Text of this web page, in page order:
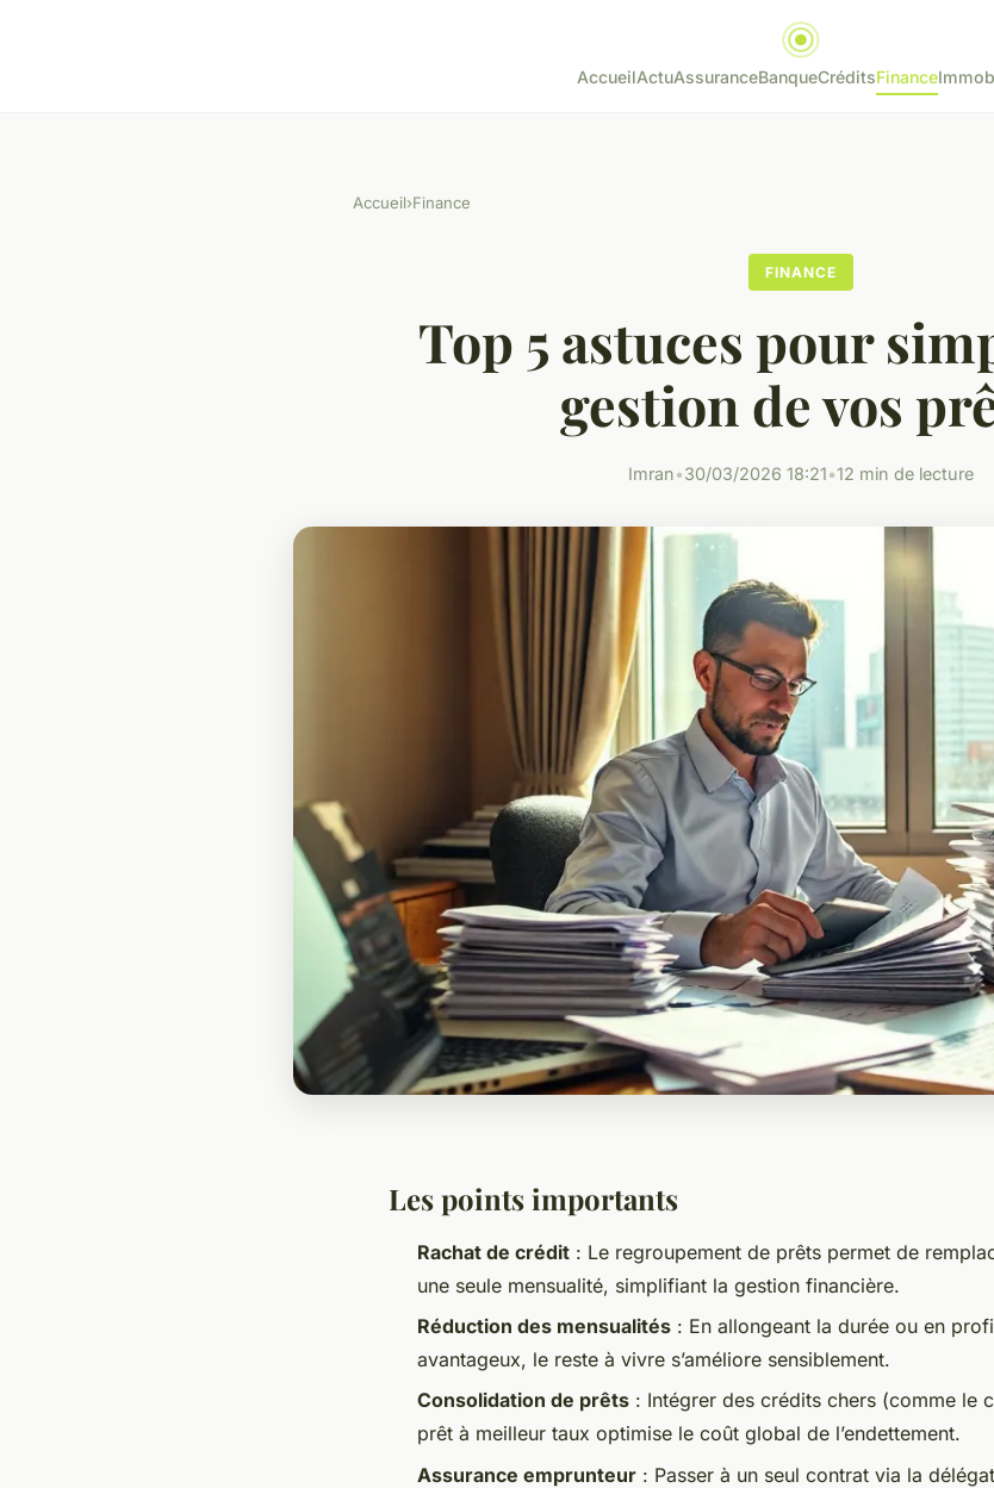
AccueilActuAssuranceBanqueCréditsFinance
Accueil›Finance
FINANCE
Top 5 astuces pour
gestion de vos
Imran•30/03/2026 18:21•12 min de lecture
Les points importants
Rachat de crédit : Le regroupement de prêts permet de
une seule mensualité, simplifiant la gestion financière.
Réduction des mensualités : En allongeant la durée ou en
avantageux, le reste à vivre s’améliore sensiblement.
Consolidation de prêts : Intégrer des crédits chers (comme le
prêt à meilleur taux optimise le coût global de l’endettement.
Assurance emprunteur : Passer à un seul contrat via la